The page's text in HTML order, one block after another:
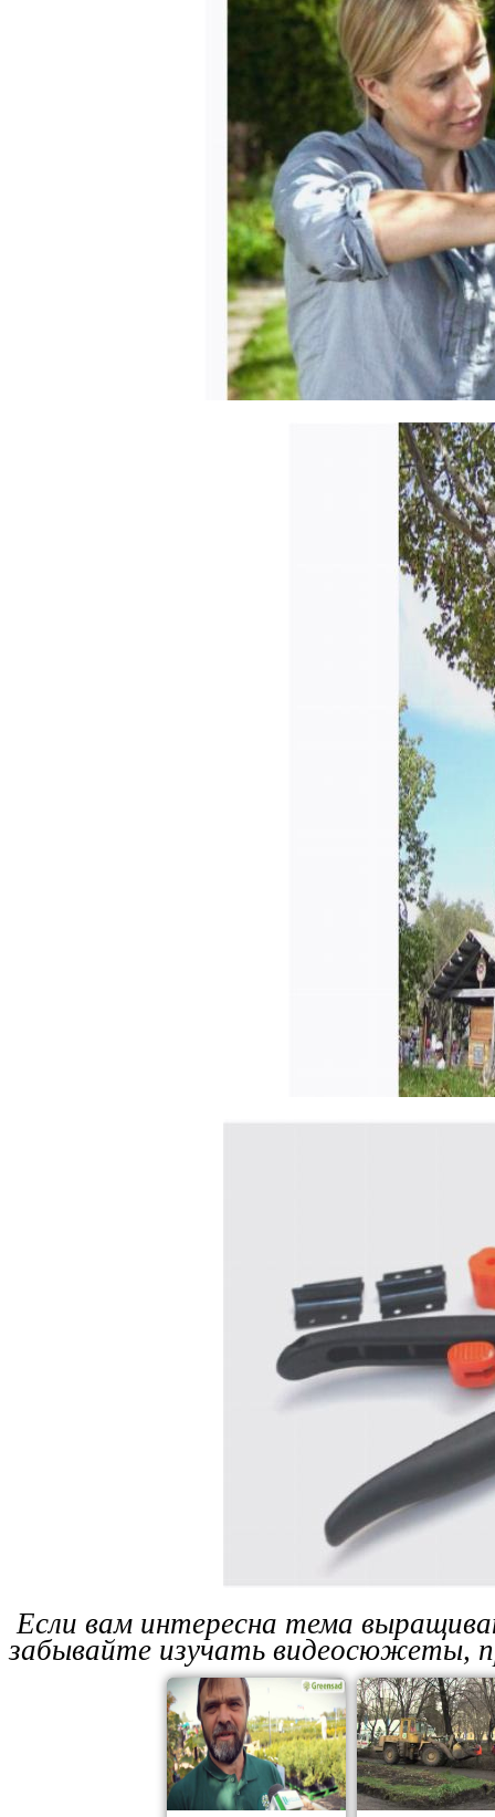
Если вам интересна тема
забывайте изучать видеосюжеты,